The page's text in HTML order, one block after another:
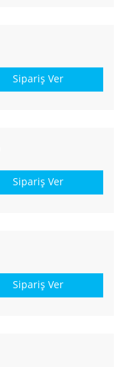
Sipariş Ver
Sipariş Ver
Sipariş Ver